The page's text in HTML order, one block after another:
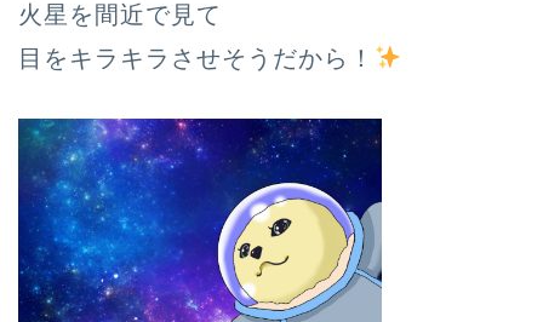
火星を間近で見て
目をキラキラさせそうだから！